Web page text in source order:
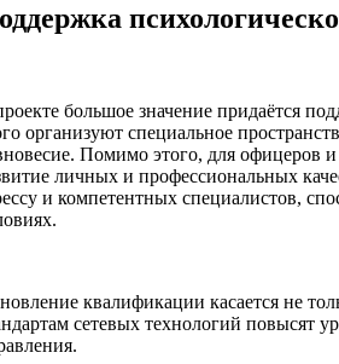
большое значение придаётся
организуют специальное
Помимо этого, для офицеров
личных и профессиональных
и компетентных специалистов,
квалификации касается не
сетевых технологий повысят